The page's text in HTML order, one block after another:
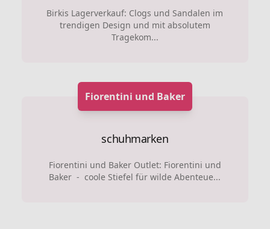
Birkis Lagerverkauf: Clogs und Sandalen im
trendigen Design und mit absolutem
Tragekom...
Fiorentini und Baker
schuhmarken
Fiorentini und Baker Outlet: Fiorentini und
Baker - coole Stiefel für wilde Abenteue...